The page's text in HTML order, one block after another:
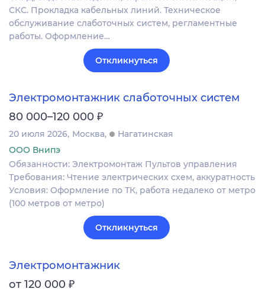
СКС. Прокладка кабельных линий. Техническое
обслуживание слаботочных систем, регламентные
работы. Оформление…
Откликнуться
Электромонтажник слаботочных систем
80 000–120 000 ₽
20 июля 2026 Москва
Нагатинская
ООО Внипэ
Обязанности: Электромонтаж Пультов управления
Требования: Чтение электрических схем, аккуратность
Условия: Оформление по ТК, работа недалеко от метро
(100 метров от метро)
Откликнуться
Электромонтажник
от 120 000 ₽